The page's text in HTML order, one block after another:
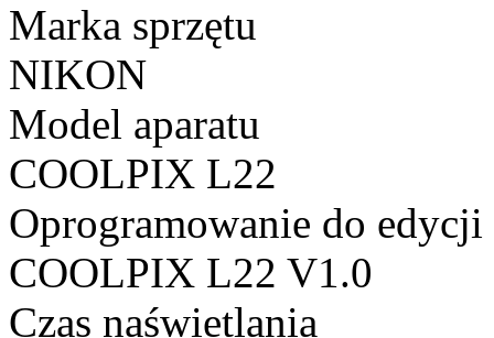
Marka sprzętu
NIKON
Model aparatu
COOLPIX L22
Oprogramowanie do edycji
COOLPIX L22 V1.0
Czas naświetlania